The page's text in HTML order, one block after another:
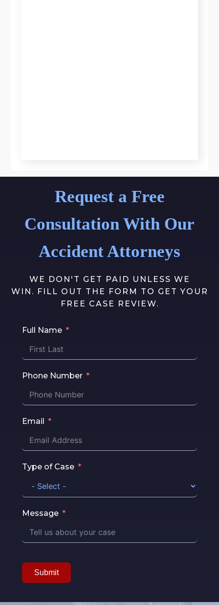
Request a Free
Consultation With Our
Accident Attorneys
WE DON'T GET PAID UNLESS WE
WIN. FILL OUT THE FORM TO GET YOUR
FREE CASE REVIEW.
Full Name
Phone Number
Email
Type of Case
Message
Submit